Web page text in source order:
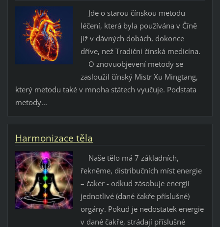
Jde o starou čínskou metodu
léčení, která byla používána v Číně
již v dávných dobách, dokonce
dříve, než Tradiční čínská medicína.
O znovuobjevení metody se
zasloužil čínský Mistr Xu Mingtang,
který metodu také v mnoha státech vyučuje. Podstata
metody...
Harmonizace těla
Naše tělo má 7 základních,
řekněme, distribučních míst energie
– čaker - odkud zásobuje energií
jednotlivé (dané čakře příslušné)
orgány. Pokud je nedostatek energie
v dané čakře, strádají příslušné